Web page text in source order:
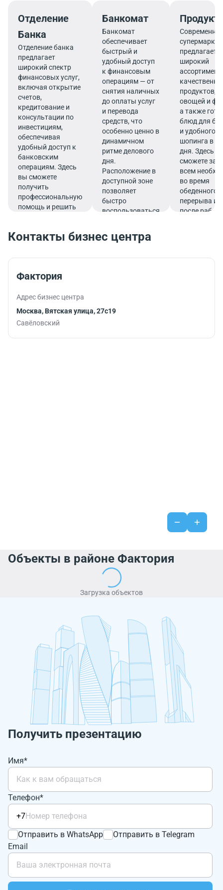
Отделение
Банка
Отделение банка
предлагает
широкий спектр
финансовых услуг,
включая открытие
счетов,
кредитование и
консультации по
инвестициям,
обеспечивая
удобный доступ к
банковским
операциям. Здесь
вы сможете
получить
профессиональную
помощь и решить
комфортной
Банкомат
Банкомат
обеспечивает
быстрый и
удобный доступ
к финансовым
операциям — от
снятия наличных
до оплаты услуг
и перевода
средств, что
особенно ценно в
динамичном
ритме делового
дня.
Расположение в
доступной зоне
позволяет
быстро
воспользоваться
супермаркет
предлагает
широкий
ассортимент
продуктов,
овощей и
а также
блюд для
и удобного
шопинга в
дня. Здесь
сможете
всем
во время
обеденного
перерыва
после
Контакты бизнес центра
Фактория
Адрес бизнес центра
Москва, Вятская улица, 27с19
Савёловский
Объекты в районе Фактория
Загрузка объектов
Получить презентацию
Имя*
Телефон*
+7
Отправить в WhatsApp
Отправить в Telegram
Email